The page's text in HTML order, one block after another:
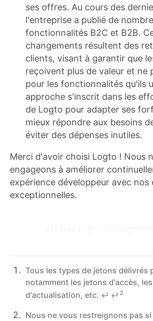
ses offres. Au cours des
l'entreprise a publié de
fonctionnalités B2C et B2B.
changements résultent des
clients, visant à garantir que
reçoivent plus de valeur et ne
pour les fonctionnalités qu'ils
approche s'inscrit dans les
de Logto pour adapter ses
mieux répondre aux besoins
éviter des dépenses inutiles.
Merci d'avoir choisi Logto ! Nous
engageons à améliorer
expérience développeur avec nos
exceptionnelles.
Tous les types de jetons délivrés
notamment les jetons d'accès,
d'actualisation, etc. ↩ ↩ 2
Nous ne vous restreignons pas